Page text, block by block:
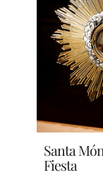
Santa
Fiesta